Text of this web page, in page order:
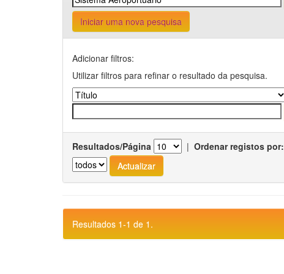
Iniciar uma nova pesquisa
Adicionar filtros:
Utilizar filtros para refinar o resultado da pesquisa.
Resultados/Página | Ordenar registos por:
Resultados 1-1 de 1.